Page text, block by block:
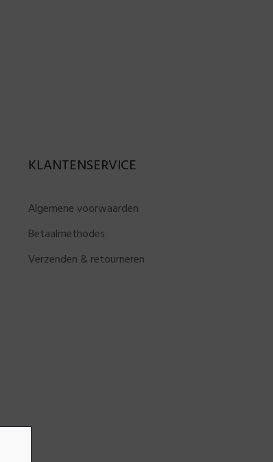
KLANTENSERVICE
Algemene voorwaarden
Betaalmethodes
Verzenden & retourneren